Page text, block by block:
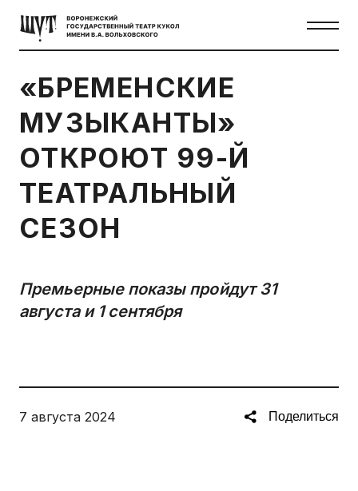
«БРЕМЕНСКИЕ
МУЗЫКАНТЫ»
ОТКРОЮТ 99-Й
ТЕАТРАЛЬНЫЙ
СЕЗОН
Премьерные показы пройдут 31
августа и 1 сентября
7 августа 2024 Поделиться